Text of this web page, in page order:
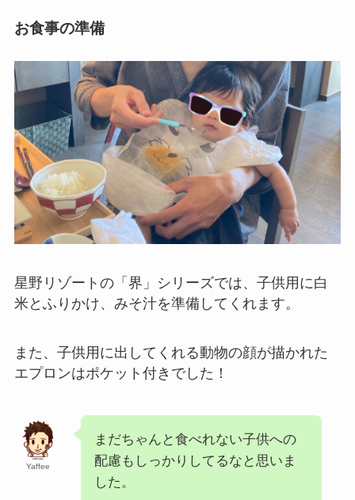
お食事の準備
星野リゾートの「界」シリーズでは、子供用に白
米とふりかけ、みそ汁を準備してくれます。
また、子供用に出してくれる動物の顔が描かれた
エプロンはポケット付きでした！
Yaffee
まだちゃんと食べれない子供への
配慮もしっかりしてるなと思いま
した。